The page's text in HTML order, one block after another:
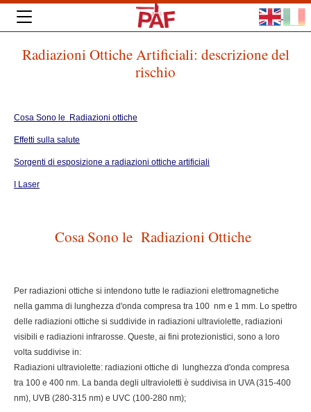
Radiazioni Ottiche Artificiali: descrizione del
rischio
Cosa Sono le Radiazioni ottiche
Effetti sulla salute
Sorgenti di esposizione a radiazioni ottiche artificiali
I Laser
Cosa Sono le Radiazioni Ottiche
Per radiazioni ottiche si intendono tutte le radiazioni elettromagnetiche
nella gamma di lunghezza d'onda compresa tra 100 nm e 1 mm. Lo spettro
delle radiazioni ottiche si suddivide in radiazioni ultraviolette, radiazioni
visibili e radiazioni infrarosse. Queste, ai fini protezionistici, sono a loro
volta suddivise in:
Radiazioni ultraviolette: radiazioni ottiche di lunghezza d'onda compresa
tra 100 e 400 nm. La banda degli ultravioletti è suddivisa in UVA (315-400
nm), UVB (280-315 nm) e UVC (100-280 nm);